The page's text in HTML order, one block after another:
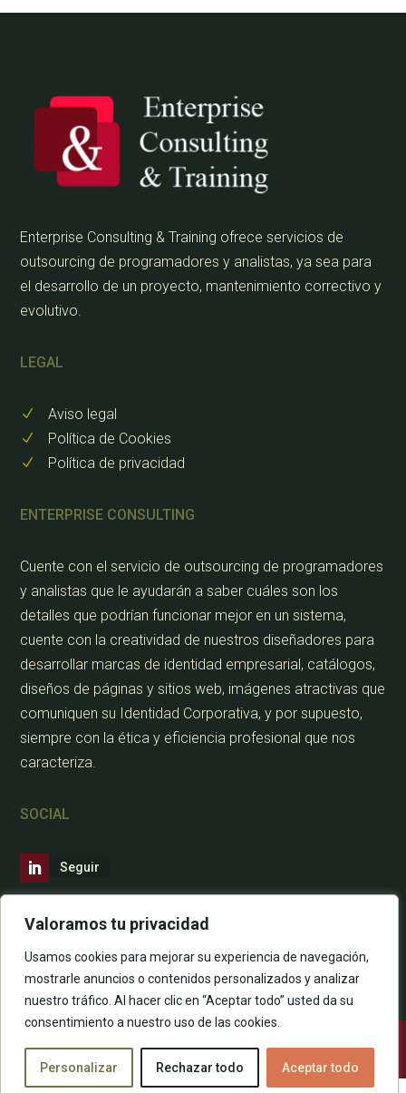
Valoramos tu privacidad
Usamos cookies para mejorar su experiencia de navegación,
mostrarle anuncios o contenidos personalizados y analizar
nuestro tráfico. Al hacer clic en “Aceptar todo” usted da su
consentimiento a nuestro uso de las cookies.
Personalizar Rechazar todo Aceptar todo
Enterprise Consulting & Training ofrece servicios de
outsourcing de programadores y analistas, ya sea para
el desarrollo de un proyecto, mantenimiento correctivo y
evolutivo.
LEGAL
N Aviso legal
N Política de Cookies
N Política de privacidad
ENTERPRISE CONSULTING
Cuente con el servicio de outsourcing de programadores
y analistas que le ayudarán a saber cuáles son los
detalles que podrían funcionar mejor en un sistema,
cuente con la creatividad de nuestros diseñadores para
desarrollar marcas de identidad empresarial, catálogos,
diseños de páginas y sitios web, imágenes atractivas que
comuniquen su Identidad Corporativa, y por supuesto,
siempre con la ética y eficiencia profesional que nos
caracteriza.
SOCIAL
Seguir
CONTÁCTANOS
www.eligeunaweb.es